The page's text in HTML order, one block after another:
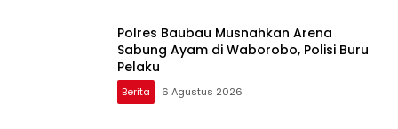
Polres Baubau Musnahkan Arena
Sabung Ayam di Waborobo, Polisi Buru
Pelaku
Berita 6 Agustus 2026